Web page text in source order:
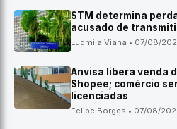
STM determina
acusado de
Ludmila Viana • 07/08/
Anvisa libera venda
Shopee; comércio
licenciadas
Felipe Borges • 07/08/